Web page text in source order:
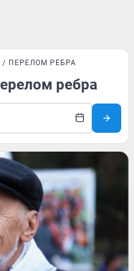
ПЕРЕЛОМ РЕБРА
ребра